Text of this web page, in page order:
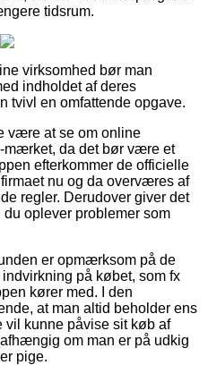
tidsrum.
virksomhed bør man
indholdet af deres
tvivl en omfattende opgave.
være at se om online
mærket, da det bør være et
efterkommer de officielle
nu og da overværes af
regler. Derudover giver det
oplever problemer som
er opmærksom på de
på købet, som fx
kører med. I den
at man altid beholder ens
vil kunne påvise sit køb af
om man er på udkig
pige.